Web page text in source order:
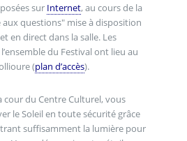
sur Internet, au cours de la
questions" mise à disposition
en direct dans la salle. Les
du Festival ont lieu au
(plan d’accès).
cour du Centre Culturel, vous
le Soleil en toute sécurité grâce
suffisamment la lumière pour